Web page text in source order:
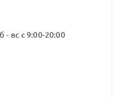
- вс с 9:00-20:00